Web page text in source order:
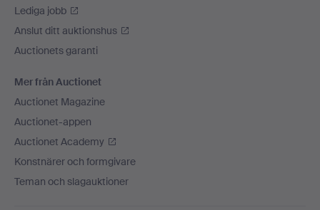
Lediga jobb
Anslut ditt auktionshus
Auctionets garanti
Mer från Auctionet
Auctionet Magazine
Auctionet-appen
Auctionet Academy
Konstnärer och formgivare
Teman och slagauktioner